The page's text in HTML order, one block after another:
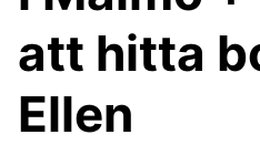
att hitta
Ellen